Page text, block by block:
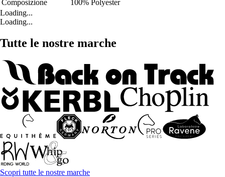
Composizione
100% Polyester
Loading...
Loading...
Tutte le nostre marche
Scopri tutte le nostre marche